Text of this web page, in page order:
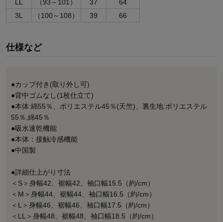
LL
（93～101） 37
64
3L
（100～108） 39 66
仕様など
●カップ付き(取り外し可)
●背中ゴムなし(1枚仕立て)
●本体:綿55％、ポリエステル45％(天竺)、裏生地:ポリエステル
55％,綿45％
●吸水速乾機能
●本体：接触冷感機能
●中国製
●詳細仕上がり寸法
＜S＞身幅42、裾幅42、袖口幅15.5（約/cm）
＜M＞身幅44、裾幅44、袖口幅16.5（約/cm）
＜L＞身幅46、裾幅46、袖口幅17.5（約/cm）
＜LL＞身幅48、裾幅48、袖口幅18.5（約/cm）